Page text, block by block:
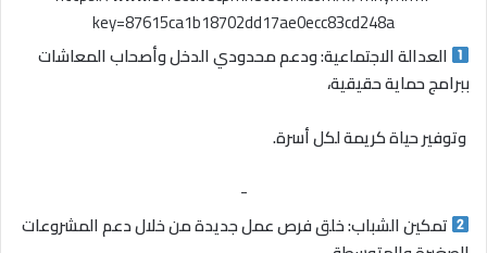
key=87615ca1b18702dd17ae0ecc83cd248a
العدالة الاجتماعية: ودعم محدودي الدخل وأصحاب المعاشات
ببرامج حماية حقيقية،
وتوفير حياة كريمة لكل أسرة.
-
تمكين الشباب: خلق فرص عمل جديدة من خلال دعم المشروعات